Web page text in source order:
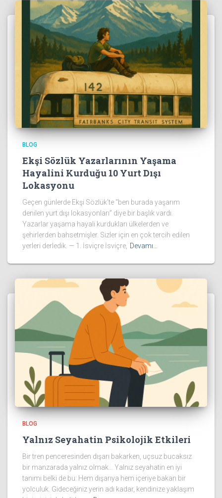
BLOG
Ekşi Sözlük Yazarlarının Yaşama
Hayalini Kurduğu 10 Yurt Dışı
Lokasyonu
Geçen günlerde Ekşi Sözlük’te “ben burada yaşarım
denilen yurt dışı lokasyonları” diye bir başlık vardı.
Yazarlar yaşama hayali kurdukları ülkelerden ve
şehirlerden bahsetmişler. Sizler için en çok tercih edilen
yerleri derledik. — 1. İsviçre İsviçre, Devamı…
BLOG
Yalnız Seyahatin Psikolojik Etkileri
Bir tren penceresinden dışarı bakarken, uçsuz bucaksız
bir manzarada yalnız olmak… Yalnız seyahatin en iyi
tanımı belki de bu: Hem dışarıya hem içeriye bakan bir
yolculuk. Gideceğiniz yerin adı kadar, kendinize yaklaşım